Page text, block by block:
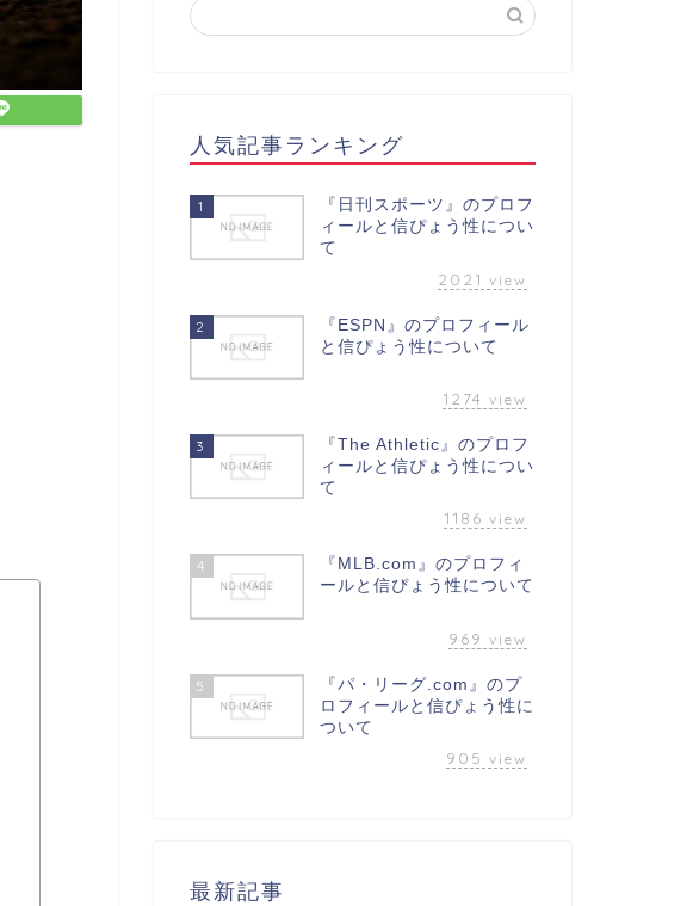
人気記事ランキング
1
『日刊スポーツ』のプロフ
ィールと信ぴょう性につい
て
2021 view
2
『ESPN』のプロフィール
と信ぴょう性について
1274 view
3
『The Athletic』のプロフ
ィールと信ぴょう性につい
て
1186 view
4
『MLB.com』のプロフィ
ールと信ぴょう性について
969 view
5
『パ・リーグ.com』のプ
ロフィールと信ぴょう性に
ついて
905 view
最新記事